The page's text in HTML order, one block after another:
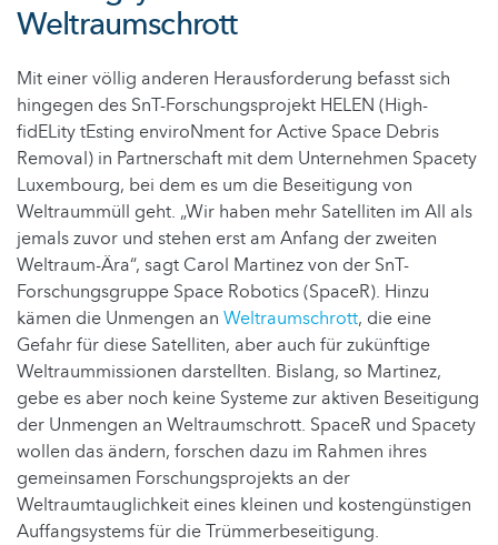
Weltraumschrott
Mit einer völlig anderen Herausforderung befasst sich
hingegen des SnT-Forschungsprojekt HELEN (High-
fidELity tEsting enviroNment for Active Space Debris
Removal) in Partnerschaft mit dem Unternehmen Spacety
Luxembourg, bei dem es um die Beseitigung von
Weltraummüll geht. „Wir haben mehr Satelliten im All als
jemals zuvor und stehen erst am Anfang der zweiten
Weltraum-Ära“, sagt Carol Martinez von der SnT-
Forschungsgruppe Space Robotics (SpaceR). Hinzu
kämen die Unmengen an Weltraumschrott, die eine
Gefahr für diese Satelliten, aber auch für zukünftige
Weltraummissionen darstellten. Bislang, so Martinez,
gebe es aber noch keine Systeme zur aktiven Beseitigung
der Unmengen an Weltraumschrott. SpaceR und Spacety
wollen das ändern, forschen dazu im Rahmen ihres
gemeinsamen Forschungsprojekts an der
Weltraumtauglichkeit eines kleinen und kostengünstigen
Auffangsystems für die Trümmerbeseitigung.